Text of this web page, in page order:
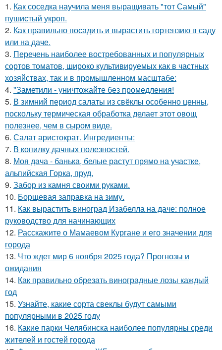
1. Как соседка научила меня выращивать "тот Самый"
пушистый укроп.
2. Как правильно посадить и вырастить гортензию в саду
или на даче.
3. Перечень наиболее востребованных и популярных
сортов томатов, широко культивируемых как в частных
хозяйствах, так и в промышленном масштабе:
4. "Заметили - уничтожайте без промедления!
5. В зимний период салаты из свёклы особенно ценны,
поскольку термическая обработка делает этот овощ
полезнее, чем в сыром виде.
6. Салат аристократ. Ингредиенты:
7. В копилку дачных полезностей.
8. Моя дача - банька, белые растут прямо на участке,
альпийская Горка, пруд.
9. Забор из камня своими руками.
10. Борщевая заправка на зиму.
11. Как вырастить виноград Изабелла на даче: полное
руководство для начинающих
12. Расскажите о Мамаевом Кургане и его значении для
города
13. Что ждет мир 6 ноября 2025 года? Прогнозы и
ожидания
14. Как правильно обрезать виноградные лозы каждый
год
15. Узнайте, какие сорта свеклы будут самыми
популярными в 2025 году
16. Какие парки Челябинска наиболее популярны среди
жителей и гостей города